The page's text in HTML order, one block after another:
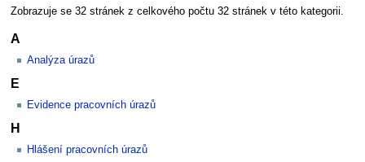
Zobrazuje se 32 stránek z celkového počtu 32 stránek v této kategorii.
A
Analýza úrazů
E
Evidence pracovních úrazů
H
Hlášení pracovních úrazů